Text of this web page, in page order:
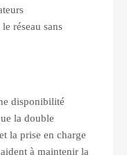
réseau sans
disponibilité
la double
la prise en charge
à maintenir la